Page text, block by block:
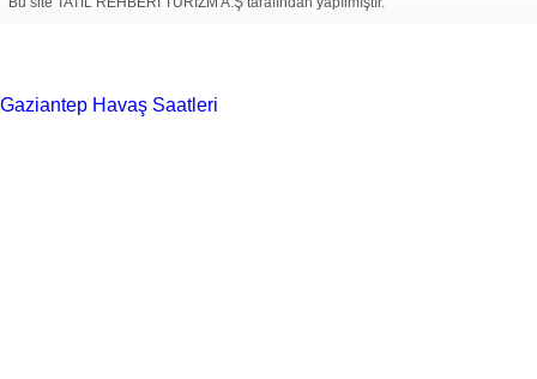
Gaziantep Havaş Saatleri